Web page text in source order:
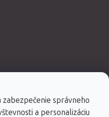
zabezpečenie správneho
a personalizáciu